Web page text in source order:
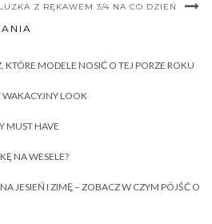
Z RĘKAWEM 3/4 NA CO DZIEŃ
KTÓRE MODELE NOSIĆ O TEJ PORZE ROKU
WAKACYJNY LOOK
MUST HAVE
NA WESELE?
JESIEŃ I ZIMĘ – ZOBACZ W CZYM PÓJŚĆ O